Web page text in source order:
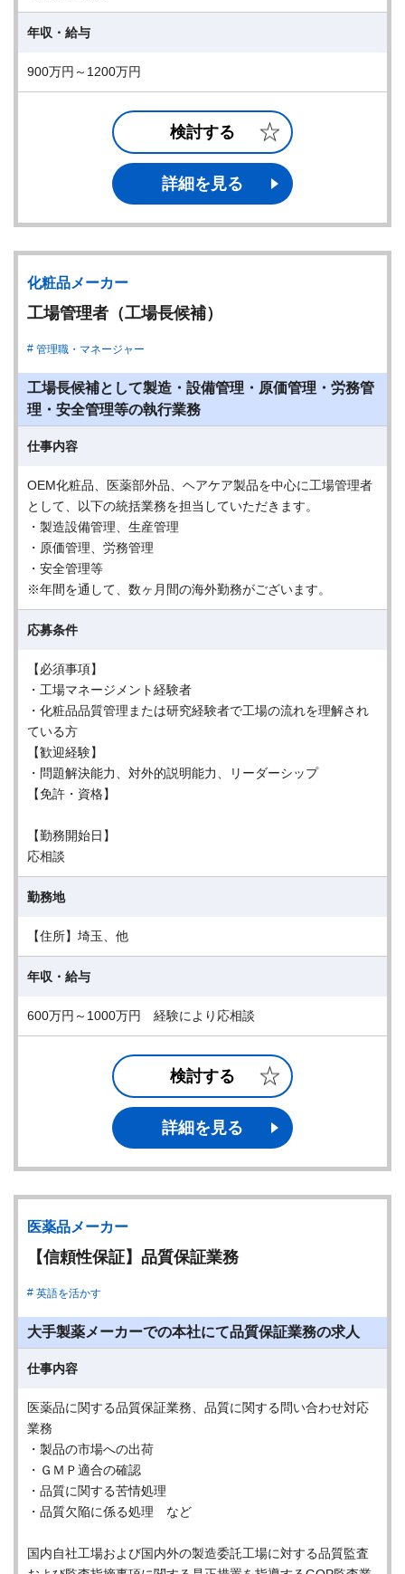
年収・給与
900万円～1200万円
検討する
詳細を見る
化粧品メーカー
工場管理者（工場長候補）
管理職・マネージャー
工場長候補として製造・設備管理・原価管理・労務管
理・安全管理等の執行業務
仕事内容
OEM化粧品、医薬部外品、ヘアケア製品を中心に工場管理者
として、以下の統括業務を担当していただきます。
・製造設備管理、生産管理
・原価管理、労務管理
・安全管理等
※年間を通して、数ヶ月間の海外勤務がございます。
応募条件
【必須事項】
・工場マネージメント経験者
・化粧品品質管理または研究経験者で工場の流れを理解され
ている方
【歓迎経験】
・問題解決能力、対外的説明能力、リーダーシップ
【免許・資格】
【勤務開始日】
応相談
勤務地
【住所】埼玉、他
年収・給与
600万円～1000万円 経験により応相談
検討する
詳細を見る
医薬品メーカー
【信頼性保証】品質保証業務
英語を活かす
大手製薬メーカーでの本社にて品質保証業務の求人
仕事内容
医薬品に関する品質保証業務、品質に関する問い合わせ対応
業務
・製品の市場への出荷
・ＧＭＰ適合の確認
・品質に関する苦情処理
・品質欠陥に係る処理 など
国内自社工場および国内外の製造委託工場に対する品質監査